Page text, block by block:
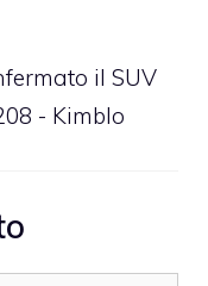
il SUV
- Kimblo